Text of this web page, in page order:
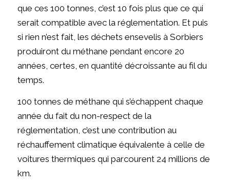
que ces 100 tonnes, c’est 10 fois plus que ce qui
serait compatible avec la réglementation. Et puis
si rien n’est fait, les déchets ensevelis à Sorbiers
produiront du méthane pendant encore 20
années, certes, en quantité décroissante au fil du
temps.
100 tonnes de méthane qui s’échappent chaque
année du fait du non-respect de la
réglementation, c’est une contribution au
réchauffement climatique équivalente à celle de
voitures thermiques qui parcourent 24 millions de
km.